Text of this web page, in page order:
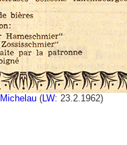
Michelau (LW: 23.2.1962)